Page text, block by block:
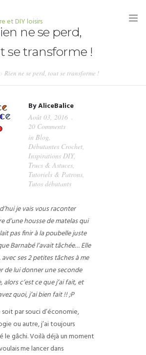
ne se perd,
se transforme !
Rien ne se perd, tout se transforme !
ByAliceBalice
Août 03, 2016
20 Comments
in Blog,
Débutantes Crochet,
Inspirations DIY,
Trucs & Astuces,
Tutoriels & Patrons,
Tutos débutants
je vais vous raconter
d’une housse de matelas qui
pas finir à la poubelle juste
Barnabé l’avait tâchée… Elle
ses 2 petites tâches à me
de lui donner une seconde
alors c’est ce que j’ai fait, et
quoi, j’ai bien fait !! ;P
par souci d’économie,
ou autre, j’ai toujours
le gâchi. Voilà déjà un moment
me lancer dans